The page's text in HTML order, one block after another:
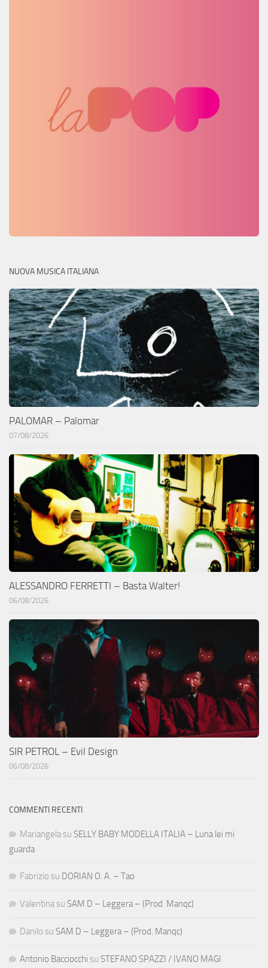
NUOVA MUSICA ITALIANA
PALOMAR – Palomar
07/08/2026
ALESSANDRO FERRETTI – Basta Walter!
06/08/2026
SIR PETROL – Evil Design
06/08/2026
COMMENTI RECENTI
Mariangela su SELLY BABY MODELLA ITALIA – Luna lei mi
guarda
Fabrizio su DORIAN O. A. – Tao
Valentina su SAM D – Leggera – (Prod. Manqc)
Danilo su SAM D – Leggera – (Prod. Manqc)
Antonio Bacciocchi su STEFANO SPAZZI / IVANO MAGI